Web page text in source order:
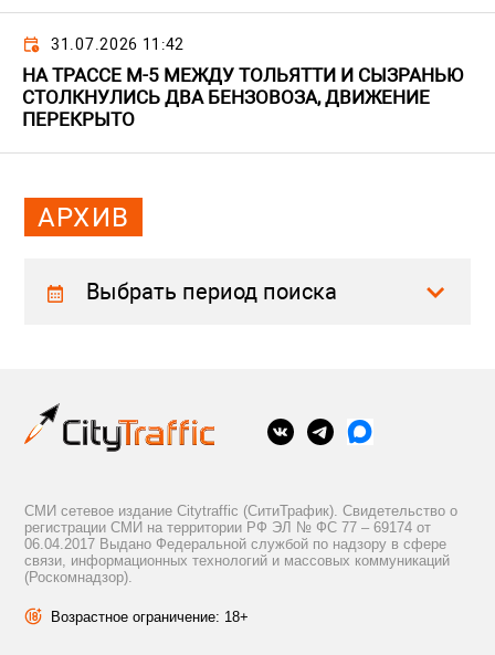
31.07.2026 11:42
НА ТРАССЕ М-5 МЕЖДУ ТОЛЬЯТТИ И СЫЗРАНЬЮ
СТОЛКНУЛИСЬ ДВА БЕНЗОВОЗА, ДВИЖЕНИЕ
ПЕРЕКРЫТО
АРХИВ
Выбрать период поиска
СМИ сетевое издание Citytraffic (СитиТрафик). Свидетельство о
регистрации СМИ на территории РФ ЭЛ № ФС 77 – 69174 от
06.04.2017 Выдано Федеральной службой по надзору в сфере
связи, информационных технологий и массовых коммуникаций
(Роскомнадзор).
Возрастное ограничение: 18+